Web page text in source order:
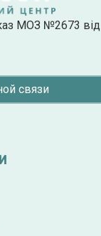
МОЗ №2673 від
связи